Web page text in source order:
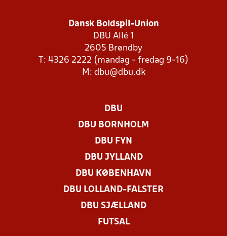
Dansk Boldspil-Union
DBU Allé 1
2605 Brøndby
T: 4326 2222 (mandag - fredag 9-16)
M: dbu@dbu.dk
DBU
DBU BORNHOLM
DBU FYN
DBU JYLLAND
DBU KØBENHAVN
DBU LOLLAND-FALSTER
DBU SJÆLLAND
FUTSAL